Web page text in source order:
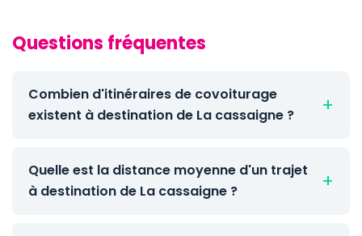
Questions fréquentes
Combien d'itinéraires de covoiturage
existent à destination de La cassaigne ?
Quelle est la distance moyenne d'un trajet
à destination de La cassaigne ?